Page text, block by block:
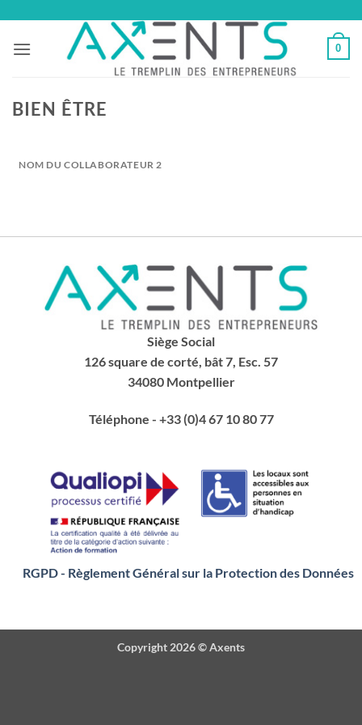
contenu
0
BIEN ÊTRE
NOM DU COLLABORATEUR 2
Siège Social
126 square de corté, bât 7, Esc. 57
34080 Montpellier
Téléphone - +33 (0)4 67 10 80 77
RGPD - Règlement Général sur la Protection des Données
Copyright 2026 ©Axents